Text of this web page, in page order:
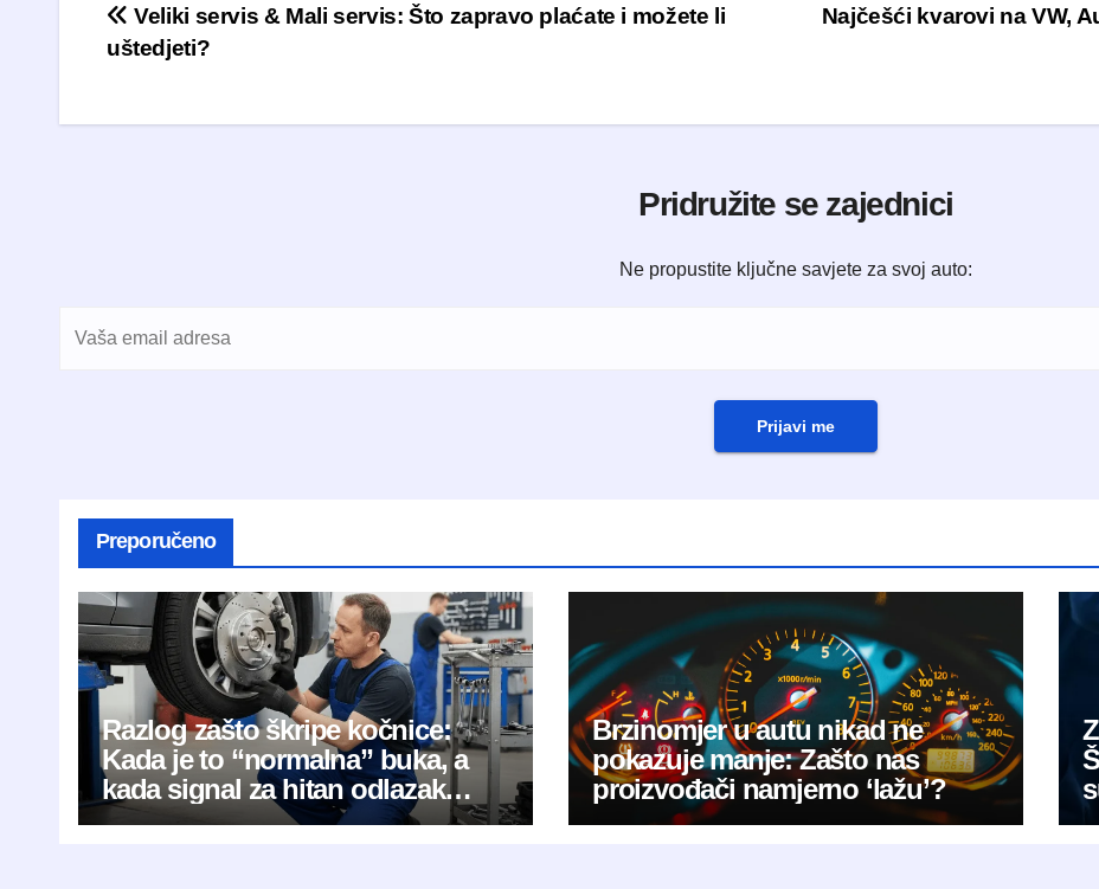
Navigacija objava
Najčešći kvarovi na VW,
Veliki servis & Mali servis: Što zapravo plaćate i možete li
uštedjeti?
Pridružite se zajednici
Ne propustite ključne savjete za svoj auto:
Prijavi me
Preporučeno
Razlog zašto škripe kočnice:
Kada je to “normalna” buka, a
kada signal za hitan odlazak
mehaničaru?
Brzinomjer u autu nikad ne
pokazuje manje: Zašto nas
proizvođači namjerno ‘lažu’?